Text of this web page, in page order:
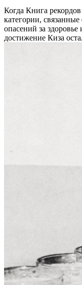
Когда Книга
категории, связанные
опасений за здоровье
достижение Киза